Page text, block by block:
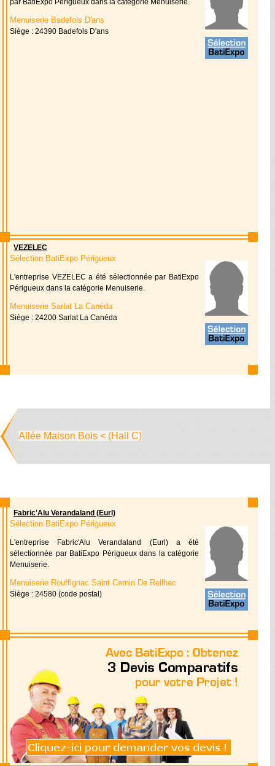
par BatiExpo Périgueux dans la catégorie Menuiserie.
Menuiserie Badefols D'ans
Siège : 24390 Badefols D'ans
VEZELEC
Sélection BatiExpo Périgueux
L'entreprise VEZELEC a été sélectionnée par BatiExpo
Périgueux dans la catégorie Menuiserie.
Menuiserie Sarlat La Canéda
Siège : 24200 Sarlat La Canéda
Allée Maison Bois < (Hall C)
Fabric'Alu Verandaland (Eurl)
Sélection BatiExpo Périgueux
L'entreprise Fabric'Alu Verandaland (Eurl) a été
sélectionnée par BatiExpo Périgueux dans la catégorie
Menuiserie.
Menuiserie Rouffignac Saint Cernin De Reilhac
Siège : 24580 (code postal)